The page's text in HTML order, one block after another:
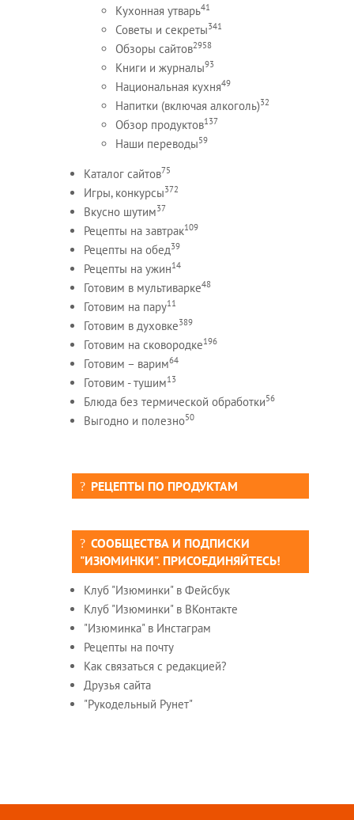
Кухонная утварь41
Советы и секреты341
Обзоры сайтов2958
Книги и журналы93
Национальная кухня49
Напитки (включая алкоголь)32
Обзор продуктов137
Наши переводы59
Каталог сайтов75
Игры, конкурсы372
Вкусно шутим37
Рецепты на завтрак109
Рецепты на обед39
Рецепты на ужин14
Готовим в мультиварке48
Готовим на пару11
Готовим в духовке389
Готовим на сковородке196
Готовим – варим64
Готовим - тушим13
Блюда без термической обработки56
Выгодно и полезно50
РЕЦЕПТЫ ПО ПРОДУКТАМ
СООБЩЕСТВА И ПОДПИСКИ
"ИЗЮМИНКИ". ПРИСОЕДИНЯЙТЕСЬ!
Клуб "Изюминки" в Фейсбук
Клуб "Изюминки" в ВКонтакте
"Изюминка" в Инстаграм
Рецепты на почту
Как связаться с редакцией?
Друзья сайта
"Рукодельный Рунет"